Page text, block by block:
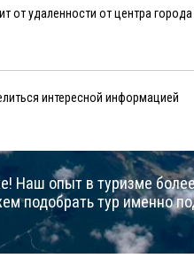
от удаленности от центра
интересной информацией
Наш опыт в туризме
подобрать тур именно